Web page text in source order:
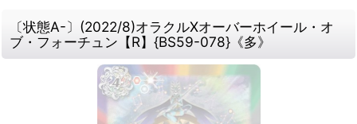
〔状態A-〕(2022/8)オラクルXオーバーホイール・オ
ブ・フォーチュン【R】{BS59-078}《多》